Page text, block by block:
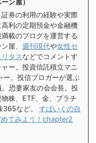
ン屋）
券の利用の経験や実際
利の定期預金や金融機
載のブログを運営する
屋、 週刊現代や女性セ
タスなどでコメントす
ー。投資信託積立マニ
ー。投信ブロガーが選ぶ
恐妻家友の会会長。投
株、ETF、金、プラチ
365など。 すぱいくの自
てみよう！chapter2